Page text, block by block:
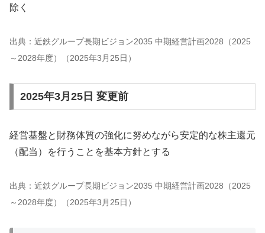
除く
出典：近鉄グループ長期ビジョン2035 中期経営計画2028（2025
～2028年度）（2025年3月25日）
2025年3月25日 変更前
経営基盤と財務体質の強化に努めながら安定的な株主還元
（配当）を行うことを基本方針とする
出典：近鉄グループ長期ビジョン2035 中期経営計画2028（2025
～2028年度）（2025年3月25日）